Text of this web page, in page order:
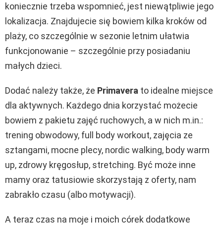
koniecznie trzeba wspomnieć, jest niewątpliwie jego
lokalizacja. Znajdujecie się bowiem kilka kroków od
plaży, co szczególnie w sezonie letnim ułatwia
funkcjonowanie – szczególnie przy posiadaniu
małych dzieci.
Dodać należy także, że Primavera to idealne miejsce
dla aktywnych. Każdego dnia korzystać możecie
bowiem z pakietu zajęć ruchowych, a w nich m.in.:
trening obwodowy, full body workout, zajęcia ze
sztangami, mocne plecy, nordic walking, body warm
up, zdrowy kręgosłup, stretching. Być może inne
mamy oraz tatusiowie skorzystają z oferty, nam
zabrakło czasu (albo motywacji).
A teraz czas na moje i moich córek dodatkowe